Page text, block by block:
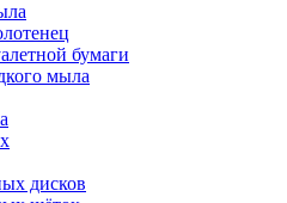
бумаги
мыла
дисков